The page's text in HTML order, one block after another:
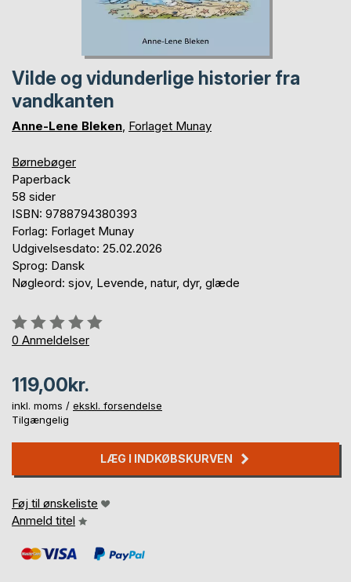
Vilde og vidunderlige historier fra
vandkanten
Anne-Lene Bleken, Forlaget Munay
Børnebøger
Paperback
58 sider
ISBN: 9788794380393
Forlag: Forlaget Munay
Udgivelsesdato: 25.02.2026
Sprog: Dansk
Nøgleord: sjov, Levende, natur, dyr, glæde
Anmeldelse::
0%
0 Anmeldelser
119,00kr.
inkl. moms / ekskl. forsendelse
Tilgængelig
LÆG I INDKØBSKURVEN
Føj til ønskeliste
Anmeld titel